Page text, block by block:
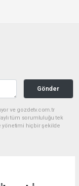
Gönder
ve gozdetv.com.tr
tüm sorumluluğu tek
yönetimi hiçbir şekilde